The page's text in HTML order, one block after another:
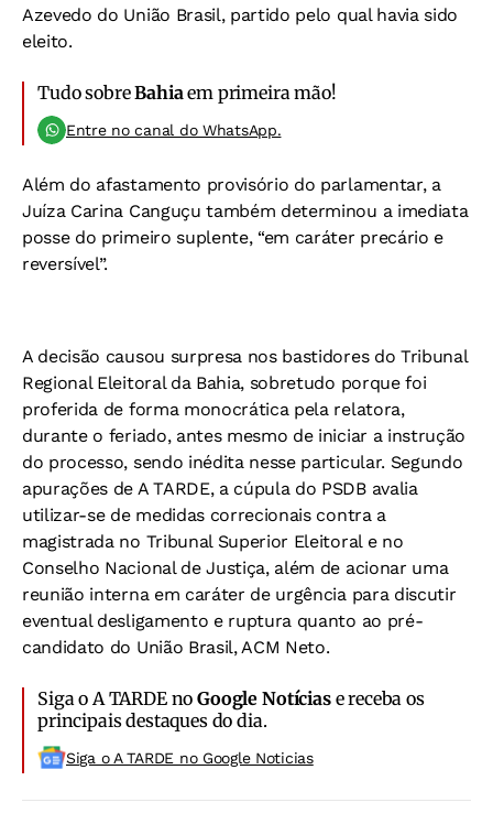
Azevedo do União Brasil, partido pelo qual havia sido
eleito.
Tudo sobreBahia em primeira mão!
Entre no canal do WhatsApp.
Além do afastamento provisório do parlamentar, a
Juíza Carina Canguçu também determinou a imediata
posse do primeiro suplente, “em caráter precário e
reversível”.
A decisão causou surpresa nos bastidores do Tribunal
Regional Eleitoral da Bahia, sobretudo porque foi
proferida de forma monocrática pela relatora,
durante o feriado, antes mesmo de iniciar a instrução
do processo, sendo inédita nesse particular. Segundo
apurações de A TARDE, a cúpula do PSDB avalia
utilizar-se de medidas correcionais contra a
magistrada no Tribunal Superior Eleitoral e no
Conselho Nacional de Justiça, além de acionar uma
reunião interna em caráter de urgência para discutir
eventual desligamento e ruptura quanto ao pré-
candidato do União Brasil, ACM Neto.
Siga o A TARDE noGoogle Notíciase receba os
principais destaques do dia.
Siga o A TARDE no Google Noticias